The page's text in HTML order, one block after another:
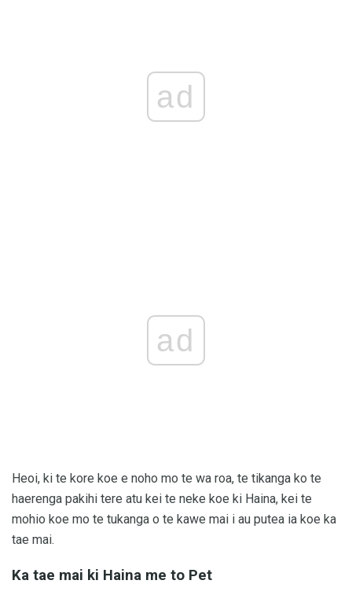
ad
ad
Heoi, ki te kore koe e noho mo te wa roa, te tikanga ko te
haerenga pakihi tere atu kei te neke koe ki Haina, kei te
mohio koe mo te tukanga o te kawe mai i au putea ia koe ka
tae mai.
Ka tae mai ki Haina me to Pet